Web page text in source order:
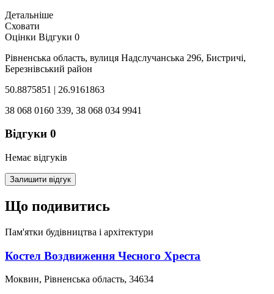
Детальніше
Сховати
Оцінки Відгуки 0
Рівненська область, вулиця Надслучанська 296, Бистричі,
Березнівський район
50.8875851 | 26.9161863
38 068 0160 339, 38 068 034 9941
Відгуки 0
Немає відгуків
Залишити відгук
Що подивитись
Пам'ятки будівництва і архітектури
Костел Воздвиження Чесного Хреста
Моквин, Рівненська область, 34634